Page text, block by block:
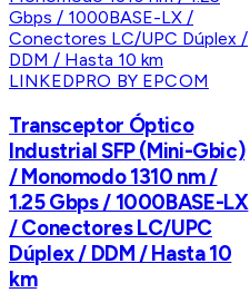
LINKEDPRO BY EPCOM
Transceptor Óptico
Industrial SFP (Mini-Gbic)
/ Monomodo 1310 nm /
1.25 Gbps / 1000BASE-LX
/ Conectores LC/UPC
Dúplex / DDM / Hasta 10
km